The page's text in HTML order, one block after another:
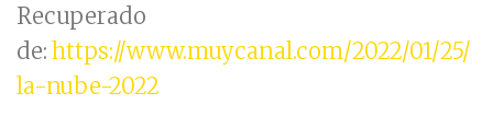
Recuperado
de: https://www.muycanal.com/2022/01/25/
la-nube-2022